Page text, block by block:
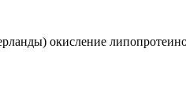
окисление